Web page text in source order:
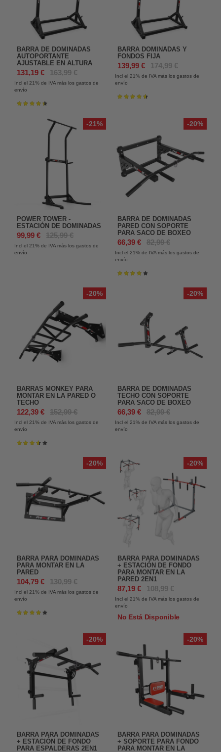
BARRA DE DOMINADAS
AUTOPORTANTE
AJUSTABLE EN ALTURA
131,19 € 163,99 €
Incl el 21% de IVA más los gastos de
envío
Valoración:
BARRA DOMINADAS Y
FONDOS FIJA
139,99 € 174,99 €
Incl el 21% de IVA más los gastos de
envío
Valoración:
-21%
POWER TOWER -
ESTACIÓN DE DOMINADAS
99,99 € 125,99 €
Incl el 21% de IVA más los gastos de
envío
-20%
BARRA DE DOMINADAS
PARED CON SOPORTE
PARA SACO DE BOXEO
66,39 € 82,99 €
Incl el 21% de IVA más los gastos de
envío
Valoración:
-20%
BARRAS MONKEY PARA
MONTAR EN LA PARED O
TECHO
122,39 € 152,99 €
Incl el 21% de IVA más los gastos de
envío
Valoración:
-20%
BARRA DE DOMINADAS
TECHO CON SOPORTE
PARA SACO DE BOXEO
66,39 € 82,99 €
Incl el 21% de IVA más los gastos de
envío
-20%
BARRA PARA DOMINADAS
PARA MONTAR EN LA
PARED
104,79 € 130,99 €
Incl el 21% de IVA más los gastos de
envío
Valoración:
-20%
BARRA PARA DOMINADAS
+ ESTACIÓN DE FONDO
PARA MONTAR EN LA
PARED 2EN1
87,19 € 108,99 €
Incl el 21% de IVA más los gastos de
envío
No Está Disponible
-20%
BARRA PARA DOMINADAS
+ ESTACIÓN DE FONDO
PARA ESPALDERAS 2EN1
-20%
BARRA PARA DOMINADAS
+ SOPORTE PARA FONDO
PARA MONTAR EN LA